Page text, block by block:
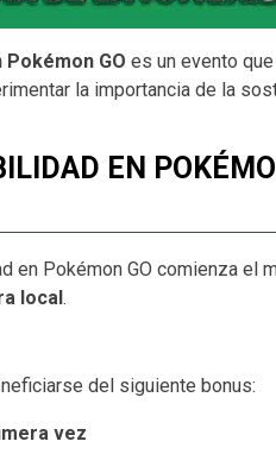
GO es un evento
la importancia de la
EN
en Pokémon GO comienza el
local.
del siguiente bonus:
vez